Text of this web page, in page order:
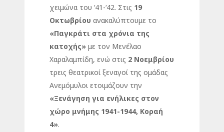
χειμώνα του ‘41-‘42. Στις 19
Οκτωβρίου ανακαλύπτουμε το
«Παγκράτι στα χρόνια της
κατοχής» με τον Μενέλαο
Χαραλαμπίδη, ενώ στις 2 Νοεμβρίου
τρεις θεατρικοί ξεναγοί της ομάδας
Ανεμόμυλοι ετοιμάζουν την
«Ξενάγηση για ενήλικες στον
χώρο μνήμης 1941-1944, Κοραή
4».